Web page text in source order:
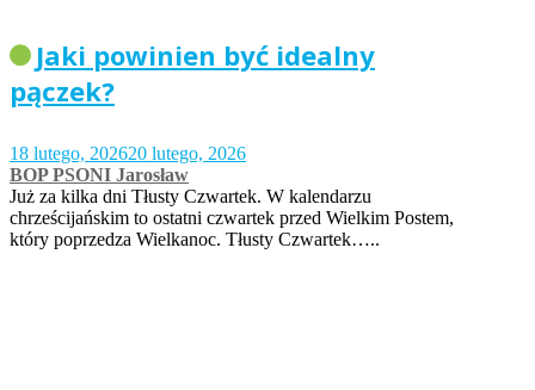
Jaki powinien być idealny
pączek?
18 lutego, 202620 lutego, 2026
BOP PSONI Jarosław
Już za kilka dni Tłusty Czwartek. W kalendarzu
chrześcijańskim to ostatni czwartek przed Wielkim Postem,
który poprzedza Wielkanoc. Tłusty Czwartek…..